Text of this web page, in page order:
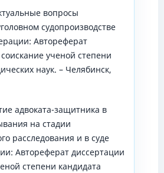
вопросы
судопроизводстве
Автореферат
ученой степени
наук. – Челябинск,
адвоката-защитника в
на стадии
расследования и в суде
Автореферат диссертации
степени кандидата